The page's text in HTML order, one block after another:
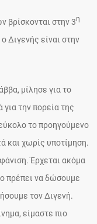
βρίσκονται στην 3η
Διγενής είναι στην
μίλησε για το
για την πορεία της
το προηγούμενο
και χωρίς υποτίμηση.
Έρχεται ακόμα
πρέπει να δώσουμε
τον Διγενή.
είμαστε πιο